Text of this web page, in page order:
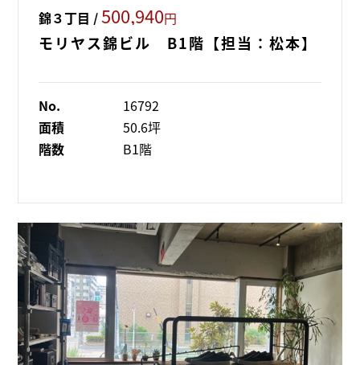
錦３丁目 /500,940円
モリヤス錦ビル B1階【担当：松本】
No.
16792
面積
50.6坪
階数
B1階